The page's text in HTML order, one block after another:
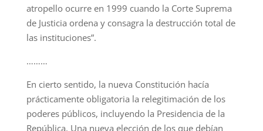
atropello ocurre en 1999 cuando la Corte Suprema
de Justicia ordena y consagra la destrucción total de
las instituciones”.
………
En cierto sentido, la nueva Constitución hacía
prácticamente obligatoria la relegitimación de los
poderes públicos, incluyendo la Presidencia de la
República. Una nueva elección de los que debían